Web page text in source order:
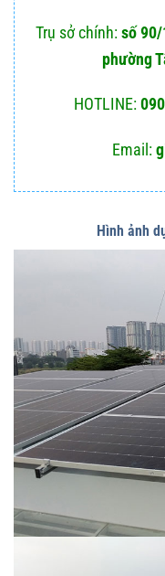
Trụ sở chính:số 90/
phường
HOTLINE:
Email:
Hình ảnh